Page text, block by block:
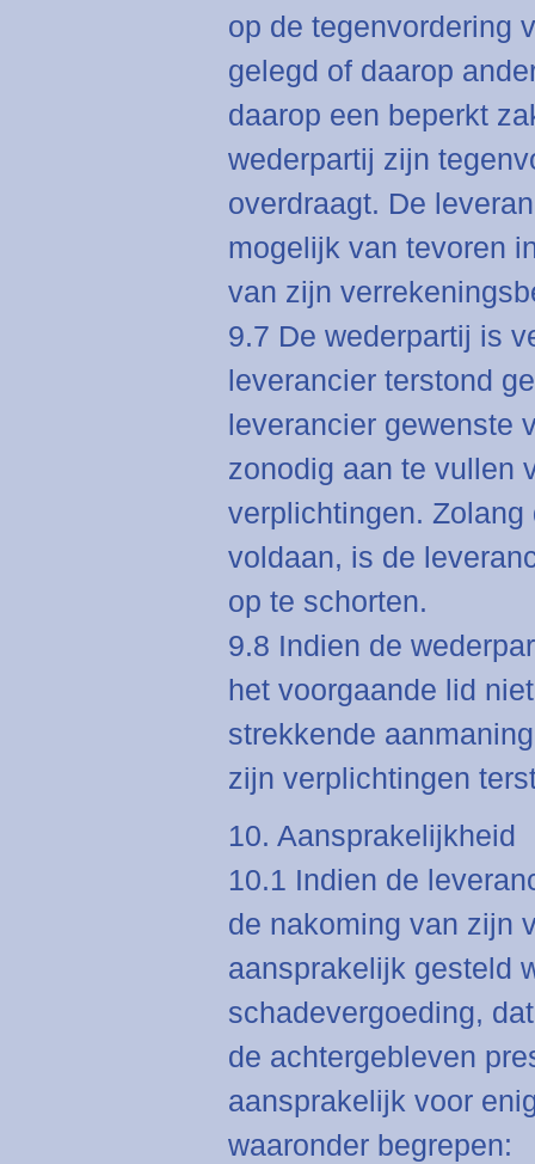
op de tegenvordering
gelegd of daarop
daarop een beperkt
wederpartij zijn
overdraagt. De
mogelijk van tevoren
van zijn
9.7 De wederpartij is
leverancier terstond
leverancier gewenste
zonodig aan te vullen
verplichtingen.
voldaan, is de
op te schorten.
9.8 Indien de
het voorgaande lid
strekkende
zijn verplichtingen
10. Aansprakelijkheid
10.1 Indien de
de nakoming van zijn
aansprakelijk gesteld
schadevergoeding,
de achtergebleven
aansprakelijk voor
waaronder begrepen: